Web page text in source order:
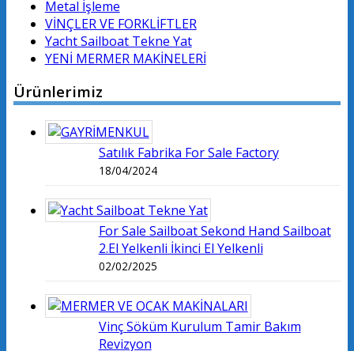
Metal İşleme
VİNÇLER VE FORKLİFTLER
Yacht Sailboat Tekne Yat
YENİ MERMER MAKİNELERİ
Ürünlerimiz
Satılık Fabrika For Sale Factory
18/04/2024
For Sale Sailboat Sekond Hand Sailboat
2.El Yelkenli İkinci El Yelkenli
02/02/2025
Vinç Söküm Kurulum Tamir Bakım
Revizyon